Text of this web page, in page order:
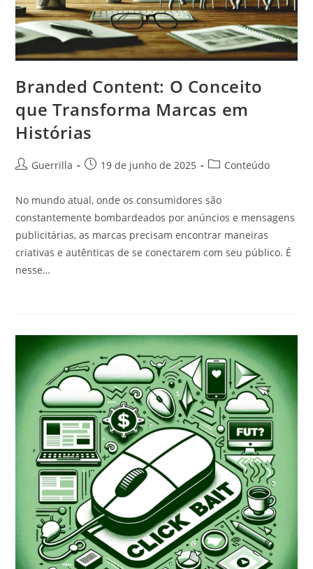
Branded Content: O Conceito
que Transforma Marcas em
Histórias
Autor
post:
Guerrilla
Post19 de junho de 2025
Categoria
post:
Conteúdo
No mundo atual, onde os consumidores são
constantemente bombardeados por anúncios e mensagens
publicitárias, as marcas precisam encontrar maneiras
criativas e autênticas de se conectarem com seu público. É
nesse…